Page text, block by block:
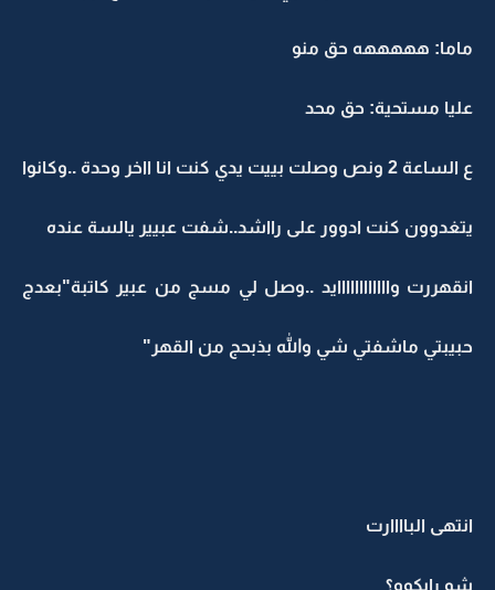
ماما: هههههه حق منو
عليا مستحية: حق محد
ع الساعة 2 ونص وصلت بييت يدي كنت انا ااخر وحدة ..وكانوا
يتغدوون كنت ادوور على رااشد..شفت عبيير يالسة عنده
انقهررت واااااااااااايد ..وصل لي مسج من عبير كاتبة"بعدج
حبيبتي ماشفتي شي والله بذبحج من القهر"
انتهى الباااارت
شو رايكوو؟